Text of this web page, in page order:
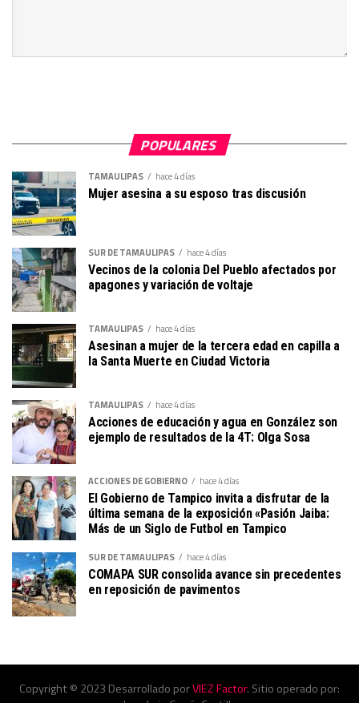
POPULARES
TAMAULIPAS hace 4 días
Mujer asesina a su esposo tras discusión
SUR DE TAMAULIPAS hace 4 días
Vecinos de la colonia Del Pueblo afectados por
apagones y variación de voltaje
TAMAULIPAS hace 4 días
Asesinan a mujer de la tercera edad en capilla a
la Santa Muerte en Ciudad Victoria
TAMAULIPAS hace 4 días
Acciones de educación y agua en González son
ejemplo de resultados de la 4T: Olga Sosa
ACCIONES DE GOBIERNO hace 4 días
El Gobierno de Tampico invita a disfrutar de la
última semana de la exposición «Pasión Jaiba:
Más de un Siglo de Futbol en Tampico
SUR DE TAMAULIPAS hace 4 días
COMAPA SUR consolida avance sin precedentes
en reposición de pavimentos
Copyright © 2023 Desarrollado porVIEZ Factor. Sitio operado por: